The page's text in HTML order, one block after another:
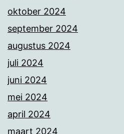
oktober 2024
september 2024
augustus 2024
juli 2024
juni 2024
mei 2024
april 2024
maart 2024